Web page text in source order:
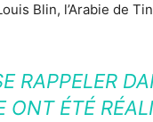
Blin, l’Arabie de
RAPPELER
ONT ÉTÉ